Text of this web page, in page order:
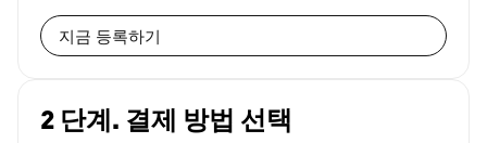
지금 등록하기
2 단계. 결제 방법 선택